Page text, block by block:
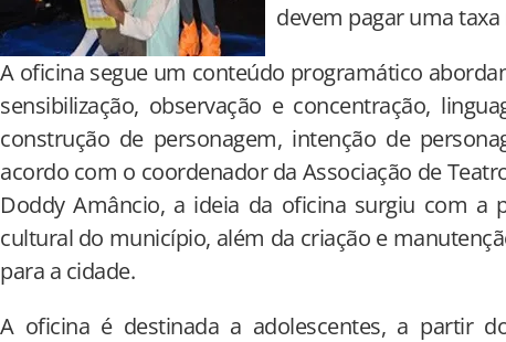
devem pagar uma taxa
A oficina segue um conteúdo programático
sensibilização, observação e concentração,
construção de personagem, intenção de
acordo com o coordenador da Associação de
Doddy Amâncio, a ideia da oficina surgiu com a
cultural do município, além da criação e
para a cidade.
A oficina é destinada a adolescentes, a partir